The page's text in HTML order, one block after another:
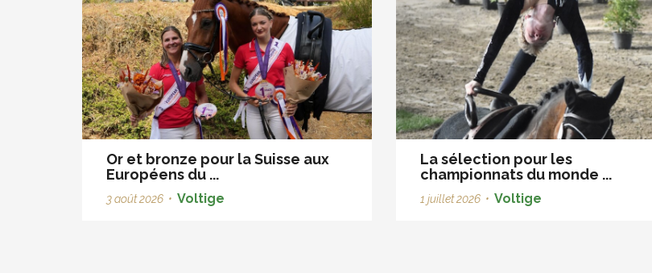
Or et bronze pour la Suisse aux
Européens du ...
3 août 2026 • Voltige
La sélection pour les
championnats du monde ...
1 juillet 2026 • Voltige